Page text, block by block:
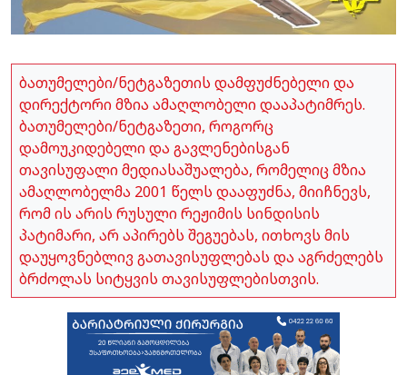
ბათუმელები/ნეტგაზეთის დამფუძნებელი და
დირექტორი მზია ამაღლობელი დააპატიმრეს.
ბათუმელები/ნეტგაზეთი, როგორც
დამოუკიდებელი და გავლენებისგან
თავისუფალი მედიასაშუალება, რომელიც მზია
ამაღლობელმა 2001 წელს დააფუძნა, მიიჩნევს,
რომ ის არის რუსული რეჟიმის სინდისის
პატიმარი, არ აპირებს შეგუებას, ითხოვს მის
დაუყოვნებლივ გათავისუფლებას და აგრძელებს
ბრძოლას სიტყვის თავისუფლებისთვის.